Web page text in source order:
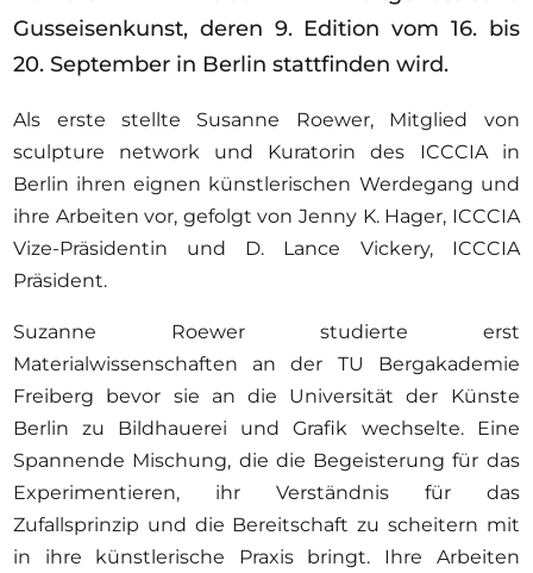
Künstler:innen
Über uns
Spenden
Help
Kontakt
Gusseisenkunst, deren 9. Edition vom 16. bis
20. September in Berlin stattfinden wird.
Als erste stellte Susanne Roewer, Mitglied von
sculpture network und Kuratorin des ICCCIA in
Berlin ihren eignen künstlerischen Werdegang und
ihre Arbeiten vor, gefolgt von Jenny K. Hager, ICCCIA
Vize-Präsidentin und D. Lance Vickery, ICCCIA
Präsident.
Suzanne Roewer studierte erst
Materialwissenschaften an der TU Bergakademie
Freiberg bevor sie an die Universität der Künste
Berlin zu Bildhauerei und Grafik wechselte. Eine
Spannende Mischung, die die Begeisterung für das
Experimentieren, ihr Verständnis für das
Zufallsprinzip und die Bereitschaft zu scheitern mit
in ihre künstlerische Praxis bringt. Ihre Arbeiten